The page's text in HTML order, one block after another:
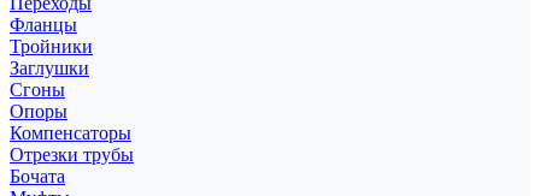
Фланцы
Тройники
Заглушки
Сгоны
Опоры
Компенсаторы
Отрезки трубы
Бочата